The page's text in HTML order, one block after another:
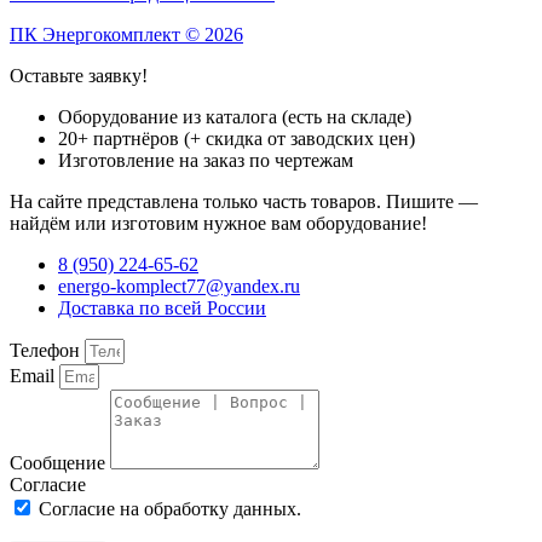
ПК Энергокомплект © 2026
Оставьте заявку!
Оборудование из каталога (есть на складе)
20+ партнёров (+ скидка от заводских цен)
Изготовление на заказ по чертежам
На сайте представлена только часть товаров. Пишите —
найдём или изготовим нужное вам оборудование!
8 (950) 224-65-62
energo-komplect77@yandex.ru
Доставка по всей России
Телефон
Email
Сообщение
Согласие
Согласие на обработку данных.